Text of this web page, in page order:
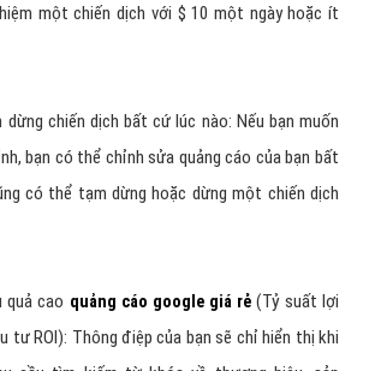
một chiến dịch với $ 10 một ngày hoặc ít
chiến dịch bất cứ lúc nào: Nếu bạn muốn
bạn có thể chỉnh sửa quảng cáo của bạn bất
có thể tạm dừng hoặc dừng một chiến dịch
quả cao quảng cáo google giá rẻ (Tỷ suất lợi
tư ROI): Thông điệp của bạn sẽ chỉ hiển thị khi